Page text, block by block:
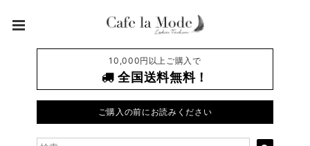
10,000円以上ご購入で
全国送料無料！
ご購入の前にお読みください